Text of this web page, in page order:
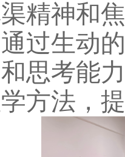
精神和
过生动
思考能
方法，